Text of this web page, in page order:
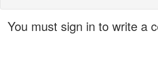
You must sign in to write a